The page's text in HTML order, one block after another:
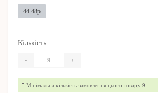
44-48р
Кількість:
- +
Мінімальна кількість замовлення цього товару 9